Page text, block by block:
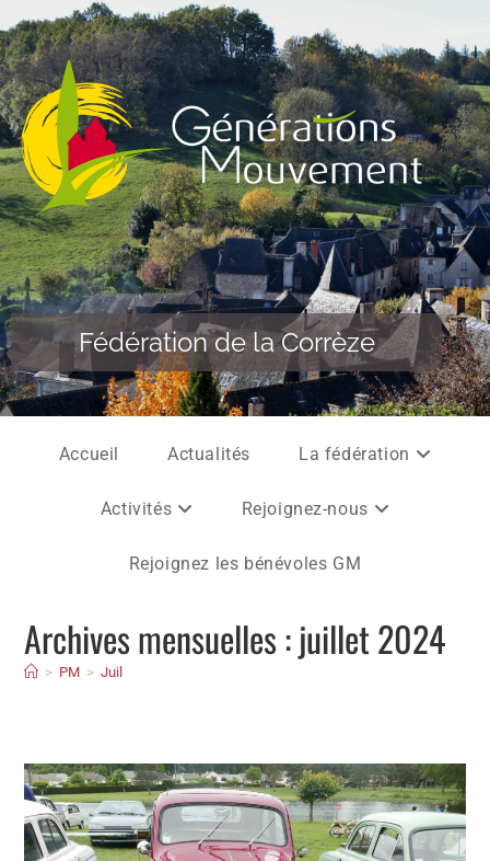
Fédération de la Corrèze
Accueil Actualités La fédération
Activités Rejoignez-nous
Rejoignez les bénévoles GM
Archives mensuelles : juillet 2024
> PM > Juil